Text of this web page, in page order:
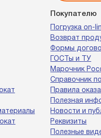
Покупателю
Погрузка on-
Возврат
Формы
ГОСТы и ТУ
Марочник
Справочник
Правила
Полезная
Новости и
Реквизиты
Полезные